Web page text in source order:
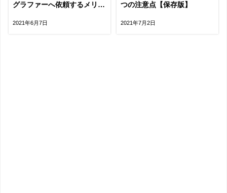
グラファーへ依頼するメリッ
ト・デメリット
2021年6月7日
つの注意点【保存版】
2021年7月2日